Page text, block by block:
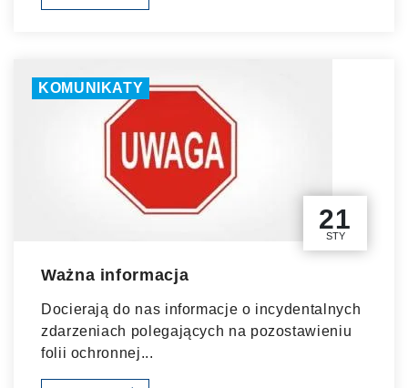
KOMUNIKATY
21
STY
Ważna informacja
Docierają do nas informacje o incydentalnych
zdarzeniach polegających na pozostawieniu
folii ochronnej...